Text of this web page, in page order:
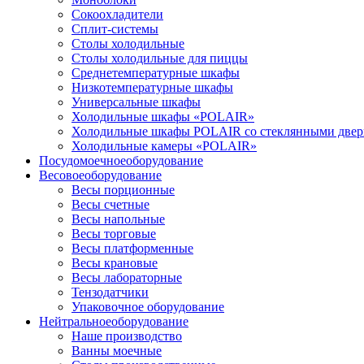
Сокоохладители
Сплит-системы
Столы холодильные
Столы холодильные для пиццы
Среднетемпературные шкафы
Низкотемпературные шкафы
Универсальные шкафы
Холодильные шкафы «POLAIR»
Холодильные шкафы POLAIR со стеклянными
Холодильные камеры «POLAIR»
Посудомоечноеоборудование
Весовоеоборудование
Весы порционные
Весы счетные
Весы напольные
Весы торговые
Весы платформенные
Весы крановые
Весы лабораторные
Тензодатчики
Упаковочное оборудование
Нейтральноеоборудование
Наше производство
Ванны моечные